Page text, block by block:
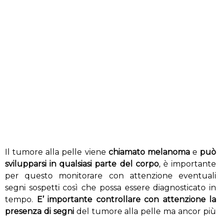
Il tumore alla pelle viene chiamato melanomae può
svilupparsi in qualsiasi parte del corpo, è importante
per questo monitorare con attenzione eventuali
segni sospetti così che possa essere diagnosticato in
tempo. E’ importante controllare con attenzione la
presenza di segnidel tumore alla pelle ma ancor più